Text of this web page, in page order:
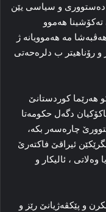
دەستووری و سیاسی یێن
هەموو
مە هەموویانە ژ
رۆناهیتر ب دلرەحەتی
هەرێما کوردستانێ
دگەل حکومەتا
چارەسەر بکە،
ئیراقێ فاکتەرێ
، ئالیکار و
و پێکڤەژیانێ رێز و